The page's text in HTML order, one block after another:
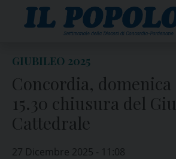
GIUBILEO 2025
Concordia, domenica
15.30 chiusura del
Cattedrale
27 Dicembre 2025 - 11:08